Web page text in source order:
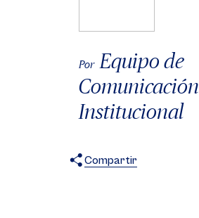
Por Equipo de
Comunicación
Institucional
Compartir